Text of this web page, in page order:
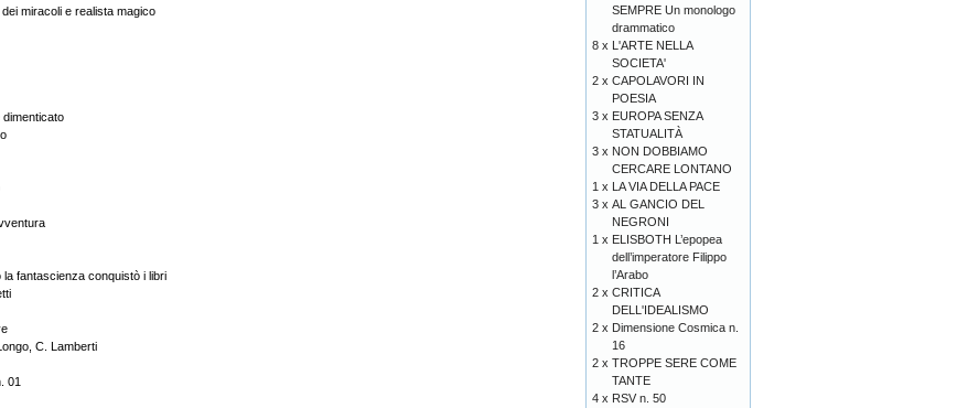
miracoli e realista magico
dimenticato
fantascienza conquistò i libri
C. Lamberti
01
SEMPRE Un monologo
drammatico
8 x L'ARTE NELLA
SOCIETA'
2 x CAPOLAVORI IN
POESIA
3 x EUROPA SENZA
STATUALITÀ
3 x NON DOBBIAMO
CERCARE LONTANO
1 x LA VIA DELLA PACE
3 x AL GANCIO DEL
NEGRONI
1 x ELISBOTH L’epopea
dell’imperatore Filippo
l’Arabo
2 x CRITICA
DELL'IDEALISMO
2 x Dimensione Cosmica n.
16
2 x TROPPE SERE COME
TANTE
4 x RSV n. 50